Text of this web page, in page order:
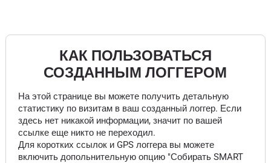
КАК ПОЛЬЗОВАТЬСЯ
СОЗДАННЫМ ЛОГГЕРОМ
На этой странице вы можете получить детальную
статистику по визитам в ваш созданный логгер. Если
здесь нет никакой информации, значит по вашей
ссылке еще никто не переходил.
Для коротких ссылок и GPS логгера вы можете
включить допольнительную опцию "Собирать SMART